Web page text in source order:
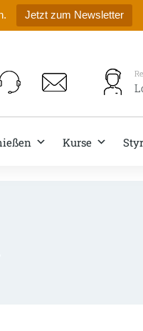
Jetzt zum Newsletter
Kurse